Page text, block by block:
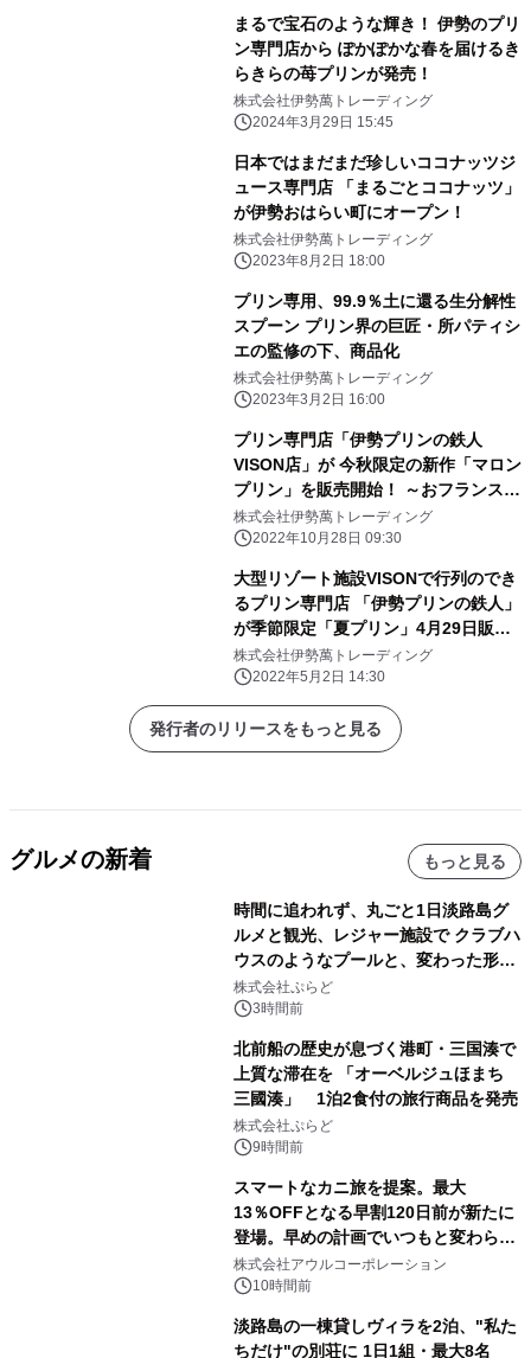
まるで宝石のような輝き！ 伊勢のプリ
ン専門店から ぽかぽかな春を届けるき
らきらの苺プリンが発売！
株式会社伊勢萬トレーディング
2024年3月29日 15:45
日本ではまだまだ珍しいココナッツジ
ュース専門店 「まるごとココナッツ」
が伊勢おはらい町にオープン！
株式会社伊勢萬トレーディング
2023年8月2日 18:00
プリン専用、99.9％土に還る生分解性
スプーン プリン界の巨匠・所パティシ
エの監修の下、商品化
株式会社伊勢萬トレーディング
2023年3月2日 16:00
プリン専門店「伊勢プリンの鉄人
VISON店」が 今秋限定の新作「マロン
プリン」を販売開始！ ～おフランス産
の上等なマロンペーストとスペイン栗
の夢のコラボ～
株式会社伊勢萬トレーディング
2022年10月28日 09:30
大型リゾート施設VISONで行列のでき
るプリン専門店 「伊勢プリンの鉄人」
が季節限定「夏プリン」4月29日販売
開始！
株式会社伊勢萬トレーディング
2022年5月2日 14:30
発行者のリリースをもっと見る
グルメの新着 もっと見る
時間に追われず、丸ごと1日淡路島グ
ルメと観光、レジャー施設で クラブハ
ウスのようなプールと、変わった形の
サウナも 「THE BOXY AWAJI」のお
得な素泊まり連泊プランで
株式会社ぷらど
3時間前
北前船の歴史が息づく港町・三国湊で
上質な滞在を 「オーベルジュほまち
三國湊」 1泊2食付の旅行商品を発売
株式会社ぷらど
9時間前
スマートなカニ旅を提案。最大
13％OFFとなる早割120日前が新たに
登場。早めの計画でいつもと変わらぬ
大人の冬旅を。ー夕日ヶ浦温泉「佳松
苑 別邸ふうか」ー
株式会社アウルコーポレーション
10時間前
淡路島の一棟貸しヴィラを2泊、"私た
ちだけ"の別荘に 1日1組・最大8名